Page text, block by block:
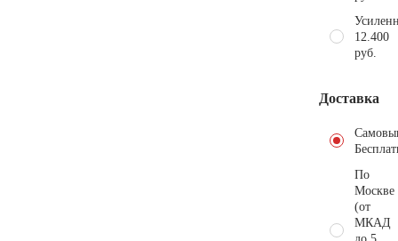
12.400
руб.
Доставка
По
Москве
(от
МКАД